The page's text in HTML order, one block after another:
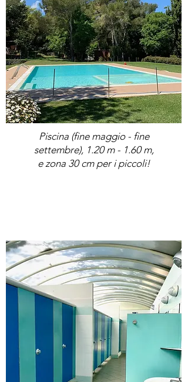
Bathroom
Piscina (fine maggio - fine
settembre), 1.20 m - 1.60 m,
e zona 30 cm per i piccoli!